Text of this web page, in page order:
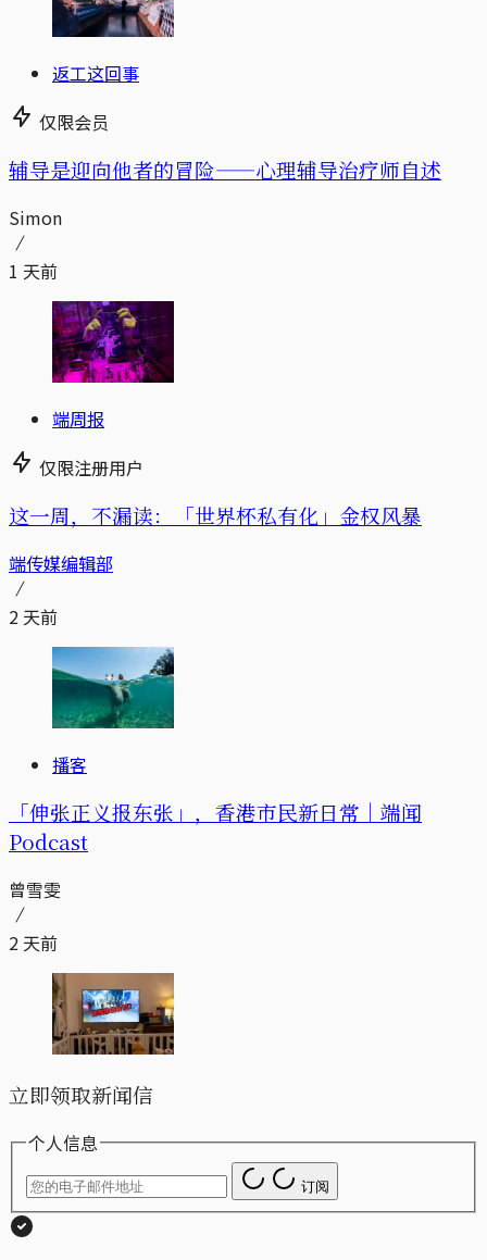
返工这回事
仅限会员
辅导是迎向他者的冒险——心理辅导治疗师自述
Simon
1 天前
端周报
仅限注册用户
这一周，不漏读：「世界杯私有化」金权风暴
端传媒编辑部
2 天前
播客
「伸张正义报东张」，香港市民新日常｜端闻
Podcast
曾雪雯
2 天前
立即领取新闻信
个人信息
订阅